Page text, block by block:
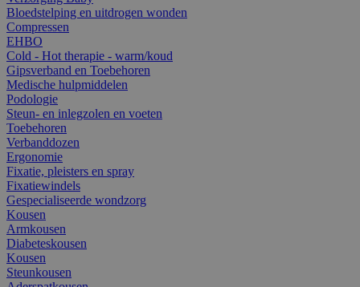
Bloedstelping en uitdrogen wonden
Compressen
EHBO
Cold - Hot therapie - warm/koud
Gipsverband en Toebehoren
Medische hulpmiddelen
Podologie
Steun- en inlegzolen en voeten
Toebehoren
Verbanddozen
Ergonomie
Fixatie, pleisters en spray
Fixatiewindels
Gespecialiseerde wondzorg
Kousen
Armkousen
Diabeteskousen
Kousen
Steunkousen